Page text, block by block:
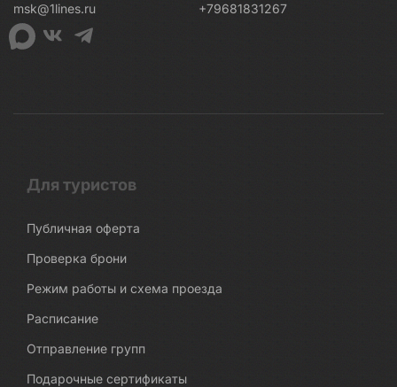
msk@1lines.ru
+79681831267
Для туристов
Публичная оферта
Проверка брони
Режим работы и схема проезда
Расписание
Отправление групп
Подарочные сертификаты